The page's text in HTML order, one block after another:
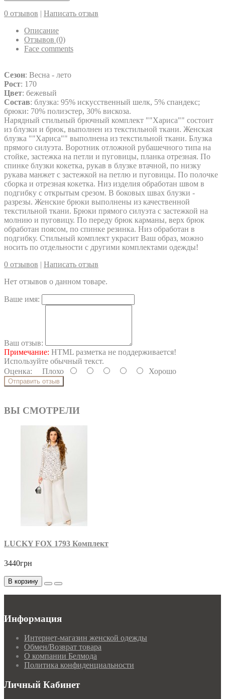
0 отзывов | Написать отзыв
Описание
Отзывов (0)
Face comments
Сезон: Весна - лето
Рост: 170
Цвет: бежевый
Состав: блузка: 95% искусственный шелк, 5% спандекс;
брюки: 70% полиэстер, 30% вискоза.
Нарядный стильный брючный комплект ""Хариса"" состоит
из блузки и брюк, выполнен из текстильной ткани. Женская
блузка ""Хариса"" выполнена из текстильной ткани. Блузка
прямого силуэта. Воротник отложной рубашечного типа на
стойке, застежка на петли и пуговицы, планка отрезная. По
спинке блузки кокетка, рукав в блузке втачной, по низку
рукава манжет с застежкой на петлю и пуговицы. По полочке
сборка и отрезная кокетка. Низ изделия обработан швом в
подгибку с открытым срезом. В боковых швах блузки -
разрезы. Женские брюки выполнены из качественной
текстильной ткани. Брюки прямого силуэта с застежкой на
молнию и пуговицу. По переду брюк карманы, верх брюк
обработан поясом, по спинке резинка. Низ обработан в
подгибку. Стильный комплект украсит Ваш образ, можно
носить по отдельности с другими комплектами одежды!
0 отзывов | Написать отзыв
Нет отзывов о данном товаре.
Ваше имя:
Ваш отзыв:
Примечание: HTML разметка не поддерживается!
Используйте обычный текст.
Оценка: Плохо Хорошо
Отправить отзыв
ВЫ СМОТРЕЛИ
LUCKY FOX 1793 Комплект
3440грн
В корзину
Информация
Интернет-магазин женской одежды
Обмен/Возврат товара
О компании Белмода
Политика конфиденциальности
Личный Кабинет